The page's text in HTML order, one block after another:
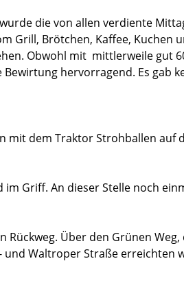
die von allen verdiente
Grill, Brötchen, Kaffee, Kuchen
Obwohl mit mittlerweile gut
hervorragend. Es gab
mit dem Traktor Strohballen auf
Griff. An dieser Stelle noch
Über den Grünen Weg,
Waltroper Straße erreichten